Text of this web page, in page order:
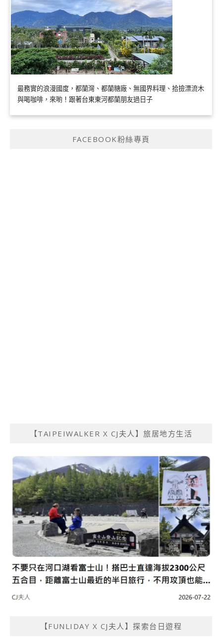
最務實的浪漫國度，都蘭灣、都蘭糖廠、無國界料理、拾撿漂流木
與喝咖啡，來喲！跟著台東東河都蘭朋友過日子
FACEBOOK粉絲專頁
【TAIPEIWALKER X CJ夫人】旅居地方生活
【FUNLIDAY X CJ夫人】探索台日遊程